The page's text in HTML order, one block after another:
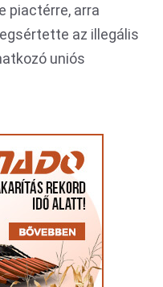
piactérre, arra
az illegális
uniós